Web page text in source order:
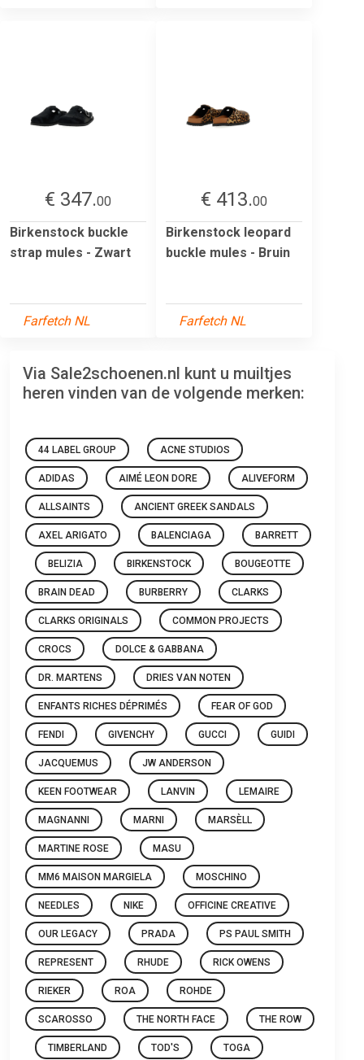
€ 347.00
Birkenstock buckle
strap mules - Zwart
Farfetch NL
€ 413.00
Birkenstock leopard
buckle mules - Bruin
Farfetch NL
Via Sale2schoenen.nl kunt u muiltjes
heren vinden van de volgende merken:
44 LABEL GROUP ACNE STUDIOS
ADIDAS AIMÉ LEON DORE ALIVEFORM
ALLSAINTS ANCIENT GREEK SANDALS
AXEL ARIGATO BALENCIAGA BARRETT
BELIZIA BIRKENSTOCK BOUGEOTTE
BRAIN DEAD BURBERRY CLARKS
CLARKS ORIGINALS COMMON PROJECTS
CROCS DOLCE & GABBANA
DR. MARTENS DRIES VAN NOTEN
ENFANTS RICHES DÉPRIMÉS FEAR OF GOD
FENDI GIVENCHY GUCCI GUIDI
JACQUEMUS JW ANDERSON
KEEN FOOTWEAR LANVIN LEMAIRE
MAGNANNI MARNI MARSÈLL
MARTINE ROSE MASU
MM6 MAISON MARGIELA MOSCHINO
NEEDLES NIKE OFFICINE CREATIVE
OUR LEGACY PRADA PS PAUL SMITH
REPRESENT RHUDE RICK OWENS
RIEKER ROA ROHDE
SCAROSSO THE NORTH FACE THE ROW
TIMBERLAND TOD'S TOGA